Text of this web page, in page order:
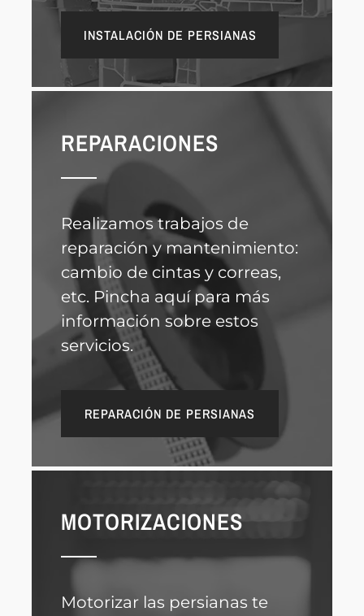
INSTALACIÓN DE PERSIANAS
REPARACIONES
Realizamos trabajos de
reparación y mantenimiento:
cambio de cintas y correas,
etc. Pincha aquí para más
información sobre estos
servicios.
REPARACIÓN DE PERSIANAS
MOTORIZACIONES
Motorizar las persianas te